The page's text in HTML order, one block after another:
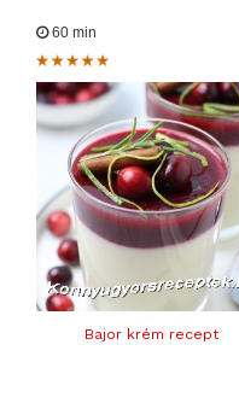
60 min
Bajor krém recept